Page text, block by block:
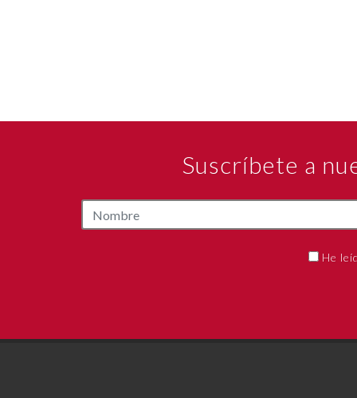
Suscríbete a
He